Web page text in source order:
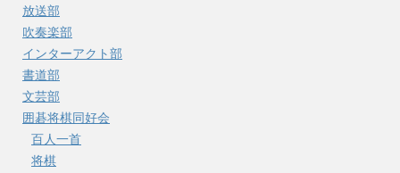
放送部
吹奏楽部
インターアクト部
書道部
文芸部
囲碁将棋同好会
百人一首
将棋